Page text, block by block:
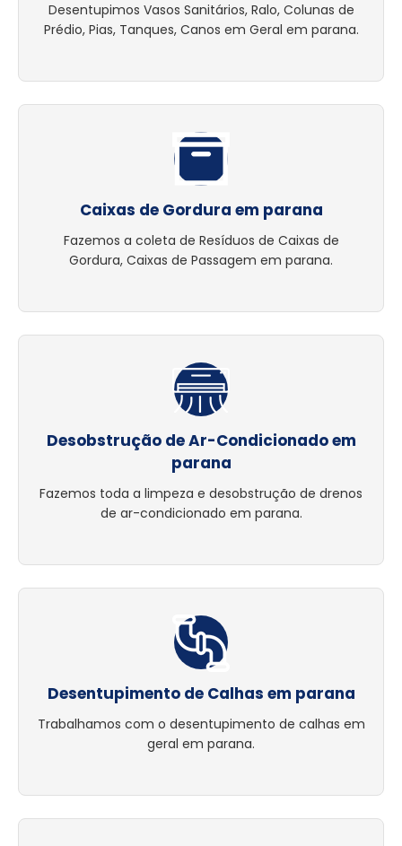
Desentupimos Vasos Sanitários, Ralo, Colunas de
Prédio, Pias, Tanques, Canos em Geral em parana.
Caixas de Gordura em parana
Fazemos a coleta de Resíduos de Caixas de
Gordura, Caixas de Passagem em parana.
Desobstrução de Ar-Condicionado em
parana
Fazemos toda a limpeza e desobstrução de drenos
de ar-condicionado em parana.
Desentupimento de Calhas em parana
Trabalhamos com o desentupimento de calhas em
geral em parana.